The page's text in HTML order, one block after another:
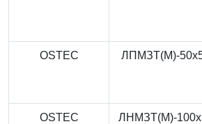
OSTEC ЛПМЗТ(М)-
OSTEC ЛНМЗТ(М)-